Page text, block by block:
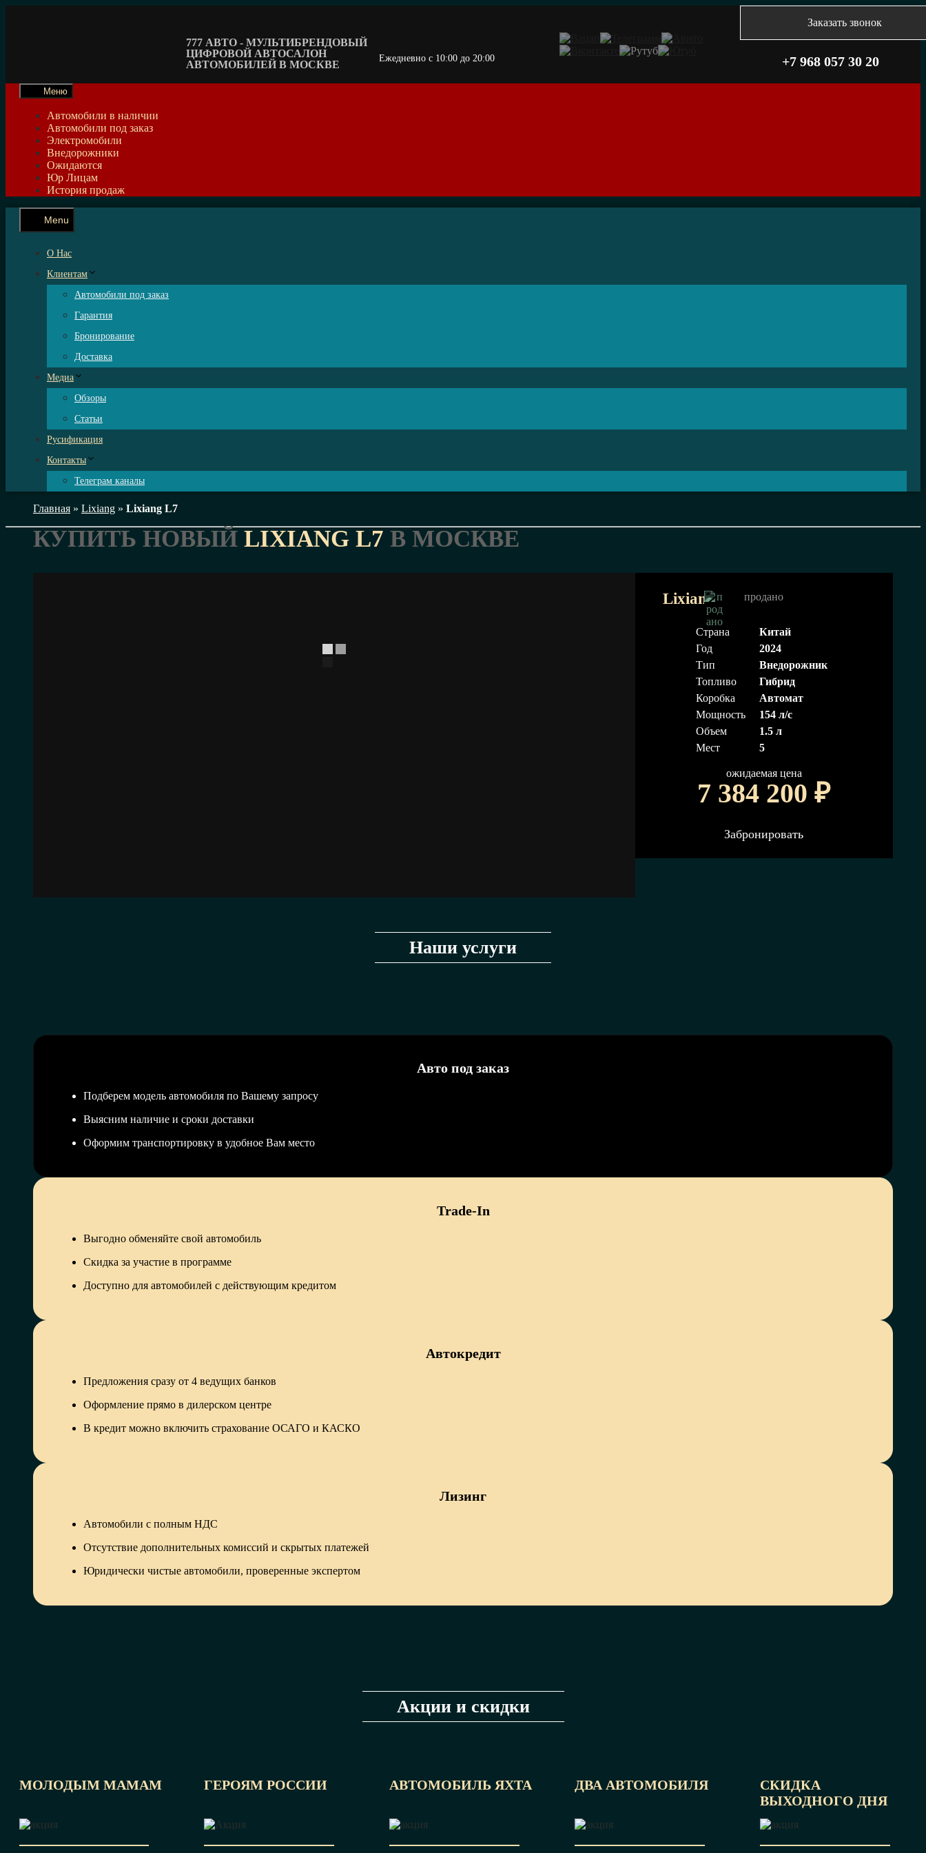
777 АВТО - МУЛЬТИБРЕНДОВЫЙ
ЦИФРОВОЙ АВТОСАЛОН
АВТОМОБИЛЕЙ В МОСКВЕ
Ежедневно c 10:00 до 20:00
Заказать звонок
+7 968 057 30 20
Меню
Автомобили в наличии
Автомобили под заказ
Электромобили
Внедорожники
Ожидаются
Юр Лицам
История продаж
Menu
О Нас
Клиентам
Автомобили под заказ
Гарантия
Бронирование
Доставка
Медиа
Обзоры
Статьи
Русификация
Контакты
Телеграм каналы
Главная » Lixiang » Lixiang L7
КУПИТЬ НОВЫЙ LIXIANG L7 В МОСКВЕ
продано
Lixiang
Страна
Китай
Год
2024
Тип
Внедорожник
Топливо
Гибрид
Коробка
Автомат
Мощность
154 л/с
Объем
1.5 л
Мест
5
ожидаемая цена
7 384 200₽
Забронировать
Наши услуги
Авто под заказ
Подберем модель автомобиля по Вашему запросу
Выясним наличие и сроки доставки
Оформим транспортировку в удобное Вам место
Trade-In
Выгодно обменяйте свой автомобиль
Скидка за участие в программе
Доступно для автомобилей с действующим кредитом
Автокредит
Предложения сразу от 4 ведущих банков
Оформление прямо в дилерском центре
В кредит можно включить страхование ОСАГО и КАСКО
Лизинг
Автомобили с полным НДС
Отсутствие дополнительных комиссий и скрытых платежей
Юридически чистые автомобили, проверенные экспертом
Акции и скидки
МОЛОДЫМ МАМАМ ГЕРОЯМ РОССИИ АВТОМОБИЛЬ ЯХТА ДВА АВТОМОБИЛЯ
СКИДКА
ВЫХОДНОГО ДНЯ